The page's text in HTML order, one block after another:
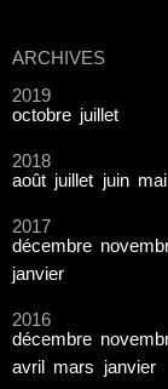
ARCHIVES
2019
octobre juillet
2018
août juillet juin mai
2017
décembre
janvier
2016
décembre
avril
mars janvier